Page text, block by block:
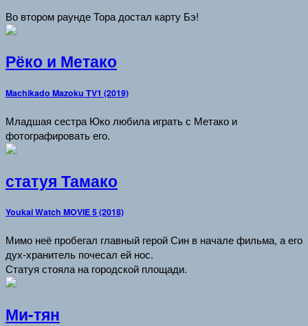
Во втором раунде Тора достал карту Бэ!
Рёко и Метако
Machikado Mazoku TV1 (2019)
Младшая сестра Юко любила играть с Метако и
фотографировать его.
статуя Тамако
Youkai Watch MOVIE 5 (2018)
Мимо неё пробегал главный герой Син в начале фильма, а его
дух-хранитель почесал ей нос.
Статуя стояла на городской площади.
Ми-тян